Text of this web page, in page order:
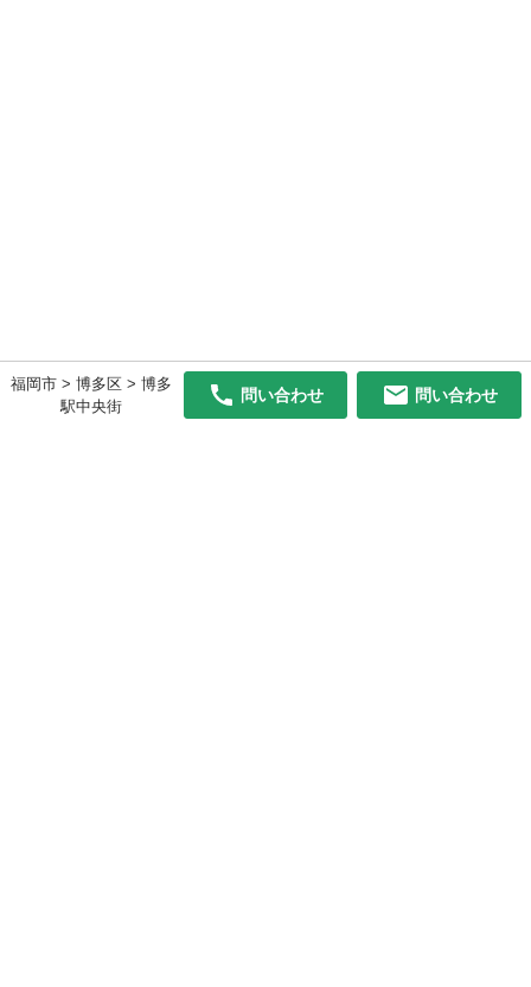
福岡市 > 博多区 > 博多
駅中央街
問い合わせ 問い合わせ